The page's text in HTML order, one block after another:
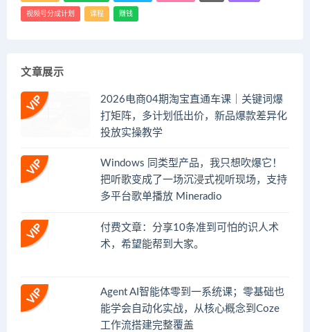
视频号分成计划 课程 赚钱
文章展示
2026电商04期淘宝直通车课｜关键词爆
打矩阵，多计划低出价，新品爆款差异化
投放实操教学
Windows 同类型产品，我只想吹爆它！
把听歌变成了一场沉浸式视听现场，支持
多平台歌单播放 Mineradio
付费文章：分享10条准到可怕的识人术
术，希望能帮到大家。
Agent AI智能体零到一系统课；零基础也
能学会自动化实战，从核心概念到Coze
工作流搭建完整覆盖